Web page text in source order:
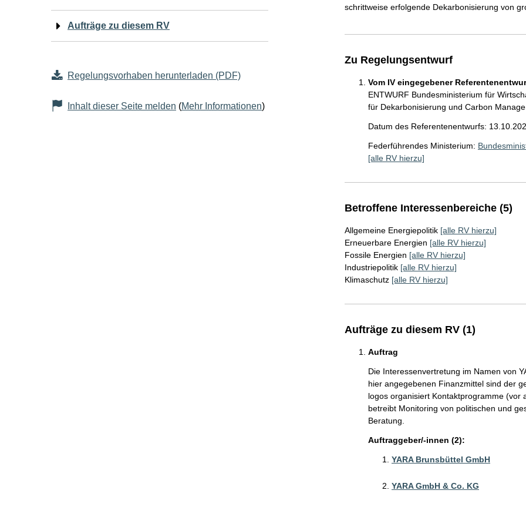
Aufträge zu diesem RV
Regelungsvorhaben herunterladen (PDF)
Inhalt dieser Seite melden (Mehr Informationen)
schrittweise erfolgende Dekarbonisierung von
Zu Regelungsentwurf
Vom IV eingegebener
ENTWURF Bundesministerium für
für Dekarbonisierung und Carbon
Datum des Referentenentwurfs:
Federführendes Ministerium:
[alle RV hierzu]
Betroffene Interessenbereiche (5)
Allgemeine Energiepolitik [alle RV hierzu]
Erneuerbare Energien [alle RV hierzu]
Fossile Energien [alle RV hierzu]
Industriepolitik [alle RV hierzu]
Klimaschutz [alle RV hierzu]
Aufträge zu diesem RV (1)
Auftrag
Die Interessenvertretung im Namen von
hier angegebenen Finanzmittel sind der
logos organisiert Kontaktprogramme (vor
betreibt Monitoring von politischen und
Beratung.
Auftraggeber/-innen (2):
YARA Brunsbüttel GmbH
YARA GmbH & Co. KG